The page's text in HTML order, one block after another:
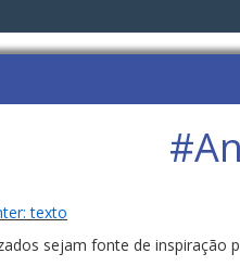
sejam fonte de inspiração